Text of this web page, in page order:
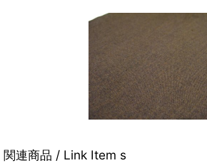
関連商品 / Link Item s